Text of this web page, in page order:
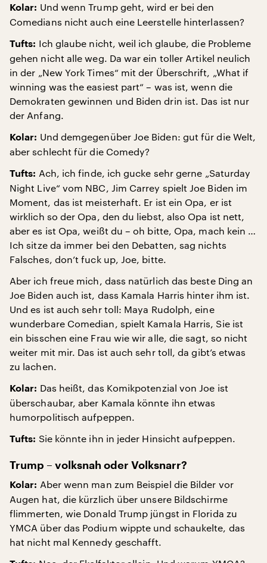
Kolar: Und wenn Trump geht, wird er bei den
Comedians nicht auch eine Leerstelle hinterlassen?
Tufts: Ich glaube nicht, weil ich glaube, die Probleme
gehen nicht alle weg. Da war ein toller Artikel neulich
in der „New York Times“ mit der Überschrift, „What if
winning was the easiest part“ – was ist, wenn die
Demokraten gewinnen und Biden drin ist. Das ist nur
der Anfang.
Kolar: Und demgegenüber Joe Biden: gut für die Welt,
aber schlecht für die Comedy?
Tufts: Ach, ich finde, ich gucke sehr gerne „Saturday
Night Live“ vom NBC, Jim Carrey spielt Joe Biden im
Moment, das ist meisterhaft. Er ist ein Opa, er ist
wirklich so der Opa, den du liebst, also Opa ist nett,
aber es ist Opa, weißt du – oh bitte, Opa, mach kein …
Ich sitze da immer bei den Debatten, sag nichts
Falsches, don’t fuck up, Joe, bitte.
Aber ich freue mich, dass natürlich das beste Ding an
Joe Biden auch ist, dass Kamala Harris hinter ihm ist.
Und es ist auch sehr toll: Maya Rudolph, eine
wunderbare Comedian, spielt Kamala Harris, Sie ist
ein bisschen eine Frau wie wir alle, die sagt, so nicht
weiter mit mir. Das ist auch sehr toll, da gibt’s etwas
zu lachen.
Kolar: Das heißt, das Komikpotenzial von Joe ist
überschaubar, aber Kamala könnte ihn etwas
humorpolitisch aufpeppen.
Tufts: Sie könnte ihn in jeder Hinsicht aufpeppen.
Trump – volksnah oder Volksnarr?
Kolar: Aber wenn man zum Beispiel die Bilder vor
Augen hat, die kürzlich über unsere Bildschirme
flimmerten, wie Donald Trump jüngst in Florida zu
YMCA über das Podium wippte und schaukelte, das
hat nicht mal Kennedy geschafft.